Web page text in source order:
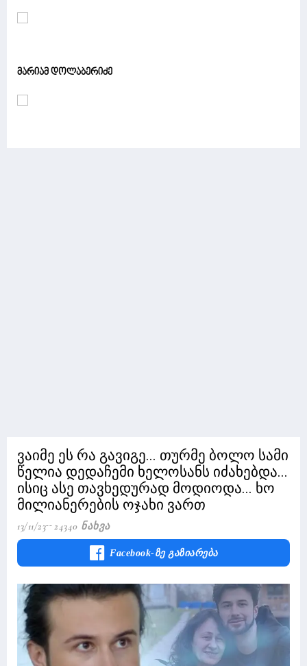
მარიამ დოლაბერიძე
ვაიმე ეს რა გავიგე... თურმე ბოლო სამი
წელია დედაჩემი ხელოსანს იძახებდა...
ისიც ასე თავხედურად მოდიოდა... ხო
მილიანერების ოჯახი ვართ
13/11/23 24340 Ნახვა
Facebook-Ზე Გაზიარება